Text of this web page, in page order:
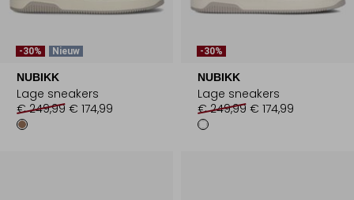
-30% Nieuw
NUBIKK
Lage sneakers
€ 249,99 € 174,99
-30%
NUBIKK
Lage sneakers
€ 249,99 € 174,99